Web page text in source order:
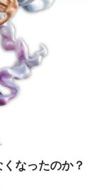
なったのか？